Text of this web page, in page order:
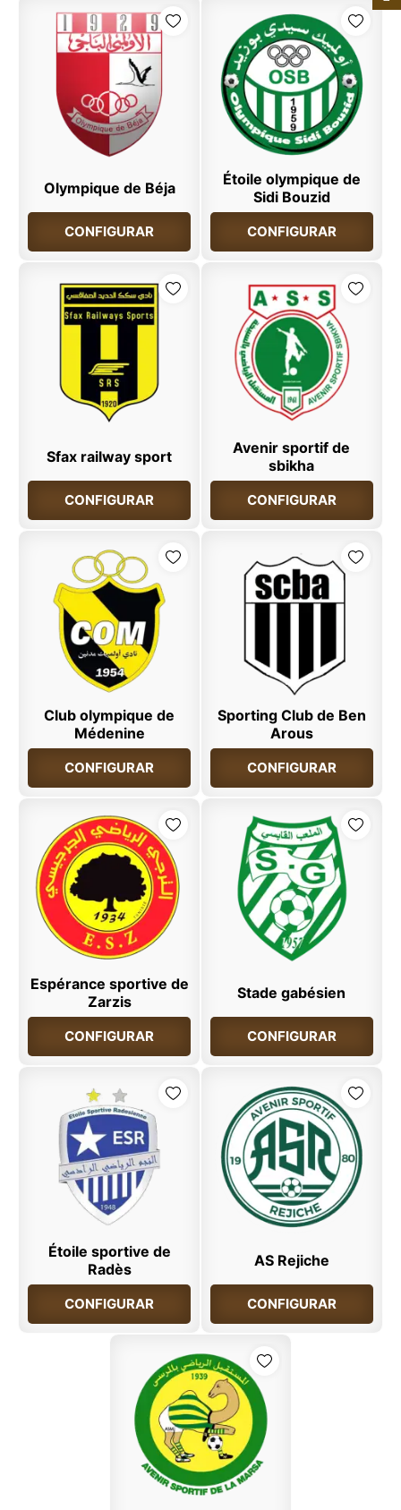
Olympique de Béja
CONFIGURAR
Étoile olympique de
Sidi Bouzid
CONFIGURAR
Sfax railway sport
CONFIGURAR
Avenir sportif de
sbikha
CONFIGURAR
Club olympique de
Médenine
CONFIGURAR
Sporting Club de Ben
Arous
CONFIGURAR
Espérance sportive de
Zarzis
CONFIGURAR
Stade gabésien
CONFIGURAR
Étoile sportive de
Radès
CONFIGURAR
AS Rejiche
CONFIGURAR